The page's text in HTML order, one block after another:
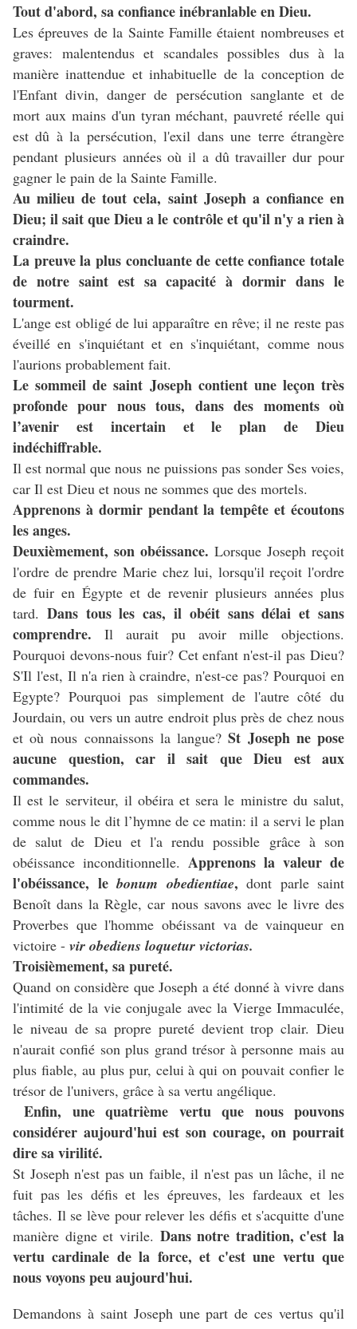
Tout d'abord, sa confiance inébranlable en Dieu.
Les épreuves de la Sainte Famille étaient nombreuses et
graves: malentendus et scandales possibles dus à la
manière inattendue et inhabituelle de la conception de
l'Enfant divin, danger de persécution sanglante et de
mort aux mains d'un tyran méchant, pauvreté réelle qui
est dû à la persécution, l'exil dans une terre étrangère
pendant plusieurs années où il a dû travailler dur pour
gagner le pain de la Sainte Famille.
Au milieu de tout cela, saint Joseph a confiance en
Dieu; il sait que Dieu a le contrôle et qu'il n'y a rien à
craindre.
La preuve la plus concluante de cette confiance totale
de notre saint est sa capacité à dormir dans le
tourment.
L'ange est obligé de lui apparaître en rêve; il ne reste pas
éveillé en s'inquiétant et en s'inquiétant, comme nous
l'aurions probablement fait.
Le sommeil de saint Joseph contient une leçon très
profonde pour nous tous, dans des moments où
l’avenir est incertain et le plan de Dieu
indéchiffrable.
Il est normal que nous ne puissions pas sonder Ses voies,
car Il est Dieu et nous ne sommes que des mortels.
Apprenons à dormir pendant la tempête et écoutons
les anges.
Deuxièmement, son obéissance. Lorsque Joseph reçoit
l'ordre de prendre Marie chez lui, lorsqu'il reçoit l'ordre
de fuir en Égypte et de revenir plusieurs années plus
tard. Dans tous les cas, il obéit sans délai et sans
comprendre. Il aurait pu avoir mille objections.
Pourquoi devons-nous fuir? Cet enfant n'est-il pas Dieu?
S'Il l'est, Il n'a rien à craindre, n'est-ce pas? Pourquoi en
Egypte? Pourquoi pas simplement de l'autre côté du
Jourdain, ou vers un autre endroit plus près de chez nous
et où nous connaissons la langue?St Joseph ne pose
aucune question, car il sait que Dieu est aux
commandes.
Il est le serviteur, il obéira et sera le ministre du salut,
comme nous le dit l’hymne de ce matin: il a servi le plan
de salut de Dieu et l'a rendu possible grâce à son
obéissance inconditionnelle. Apprenons la valeur de
l'obéissance, lebonum obedientiae, dont parle saint
Benoît dans la Règle, car nous savons avec le livre des
Proverbes que l'homme obéissant va de vainqueur en
victoire - vir obediens loquetur victorias.
Troisièmement, sa pureté.
Quand on considère que Joseph a été donné à vivre dans
l'intimité de la vie conjugale avec la Vierge Immaculée,
le niveau de sa propre pureté devient trop clair. Dieu
n'aurait confié son plus grand trésor à personne mais au
plus fiable, au plus pur, celui à qui on pouvait confier le
trésor de l'univers, grâce à sa vertu angélique.
Enfin, une quatrième vertu que nous pouvons
considérer aujourd'hui est son courage, on pourrait
dire sa virilité.
St Joseph n'est pas un faible, il n'est pas un lâche, il ne
fuit pas les défis et les épreuves, les fardeaux et les
tâches. Il se lève pour relever les défis et s'acquitte d'une
manière digne et virile. Dans notre tradition, c'est la
vertu cardinale de la force, et c'est une vertu que
nous voyons peu aujourd'hui.
Demandons à saint Joseph une part de ces vertus qu'il